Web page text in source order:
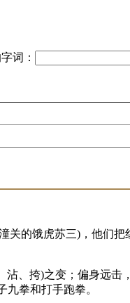
词：
的饿虎苏三)，他们
、挎)之变；偏身远
拳和打手跑拳。